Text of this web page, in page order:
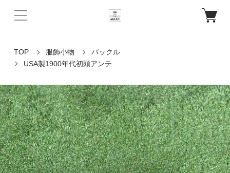
TOP 服飾小物
バックル
USA製1900年代初頭アンテ